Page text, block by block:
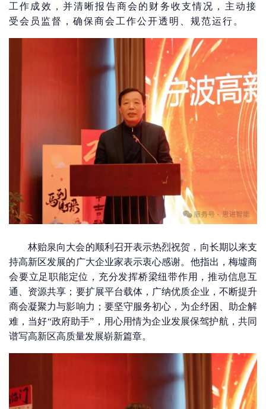
工作成效，并清晰报告商会的财务收支情况，主动接
受会员监督，确保商会工作公开透明、规范运行。
林贻泉向大会的顺利召开表示热烈祝贺，向长期以来支
持高新区发展的广大企业家表示衷心感谢。他指出，梅墟商
会要立足职能定位，充分发挥桥梁纽带作用，推动信息互
通、资源共享；要扩展平台载体，广纳优质企业，不断提升
商会凝聚力与影响力；要坚守服务初心，为企纾困、助企解
难，当好“政府助手”，用心用情为企业发展保驾护航，共同
谱写高新区高质量发展崭新篇章。